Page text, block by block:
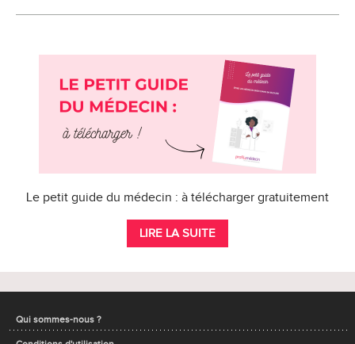
Le petit guide du médecin : à télécharger gratuitement
LIRE LA SUITE
Qui sommes-nous ?